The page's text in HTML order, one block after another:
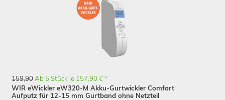
Schließen
WIR eWickler eW320-M Akku-Gurtwickler Comfort
Aufputz für 12-15 mm Gurtband ohne Netzteil
159,90Ab 5 Stück je 157,90 € *